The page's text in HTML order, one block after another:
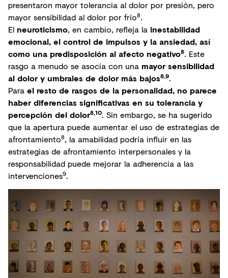
presentaron mayor tolerancia al dolor por presión, pero
mayor sensibilidad al dolor por frío8.
El neuroticismo, en cambio, refleja la inestabilidad
emocional, el control de impulsos y la ansiedad, así
como una predisposición al afecto negativo8. Este
rasgo a menudo se asocia con una mayor sensibilidad
al dolor y umbrales de dolor más bajos8,9.
Para el resto de rasgos de la personalidad, no parece
haber diferencias significativas en su tolerancia y
percepción del dolor8,10. Sin embargo, se ha sugerido
que la apertura puede aumentar el uso de estrategias de
afrontamiento8, la amabilidad podría influir en las
estrategias de afrontamiento interpersonales y la
responsabilidad puede mejorar la adherencia a las
intervenciones9.